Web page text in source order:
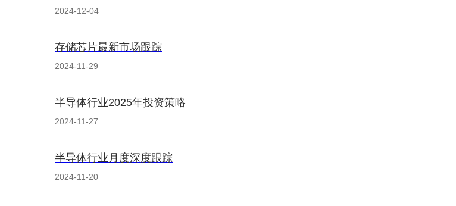
2024-12-04
存储芯片最新市场跟踪
2024-11-29
半导体行业2025年投资策略
2024-11-27
半导体行业月度深度跟踪
2024-11-20